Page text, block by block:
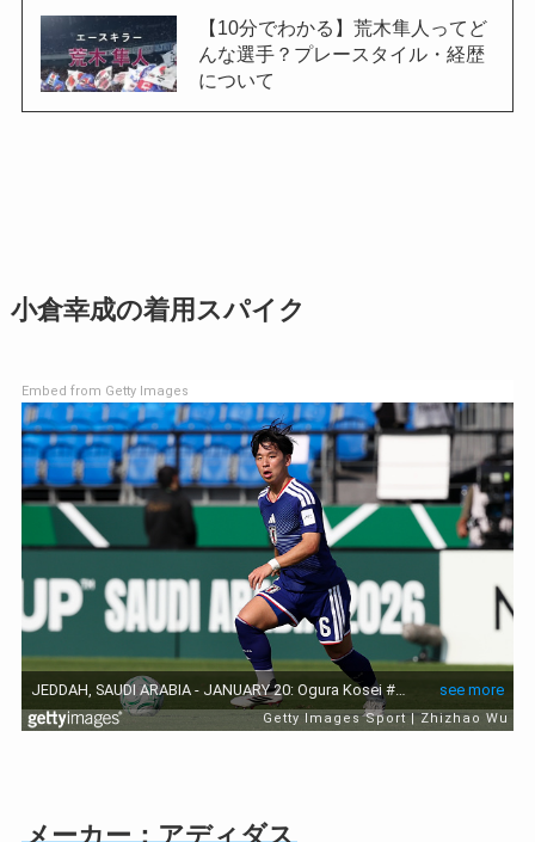
【10分でわかる】荒木隼人ってど
んな選手？プレースタイル・経歴
について
小倉幸成の着用スパイク
Embed from Getty Images
メーカー：アディダス